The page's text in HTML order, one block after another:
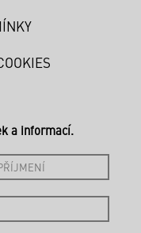
a informací.